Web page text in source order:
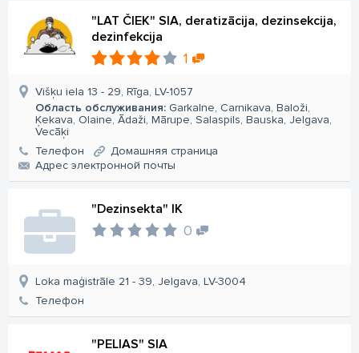
"LAT ČIEK" SIA, deratizācija, dezinsekcija,
dezinfekcija
1
Višķu iela 13 - 29, Rīga, LV-1057
Область обслуживания: Garkalne, Carnikava, Baloži,
Ķekava, Olaine, Ādaži, Mārupe, Salaspils, Bauska, Jelgava,
Vecāķi
Телефон
Домашняя страница
Aдрес электронной почты
"Dezinsekta" IK
0
Loka maģistrāle 21 - 39, Jelgava, LV-3004
Телефон
"PELIAS" SIA